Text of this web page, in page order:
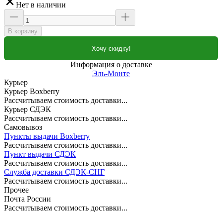
Нет в наличии
В корзину
Хочу скидку!
Информация о доставке
Эль-Монте
Курьер
Курьер Boxberry
Рассчитываем стоимость доставки...
Курьер СДЭК
Рассчитываем стоимость доставки...
Самовывоз
Пункты выдачи Boxberry
Рассчитываем стоимость доставки...
Пункт выдачи СДЭК
Рассчитываем стоимость доставки...
Служба доставки СДЭК-СНГ
Рассчитываем стоимость доставки...
Прочее
Почта России
Рассчитываем стоимость доставки...